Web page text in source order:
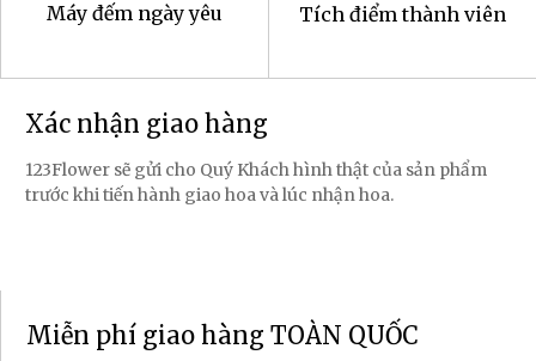
Máy đếm ngày yêu Tích điểm thành viên
Xác nhận giao hàng
123Flower sẽ gửi cho Quý Khách hình thật của sản phẩm
trước khi tiến hành giao hoa và lúc nhận hoa.
Miễn phí giao hàng TOÀN QUỐC